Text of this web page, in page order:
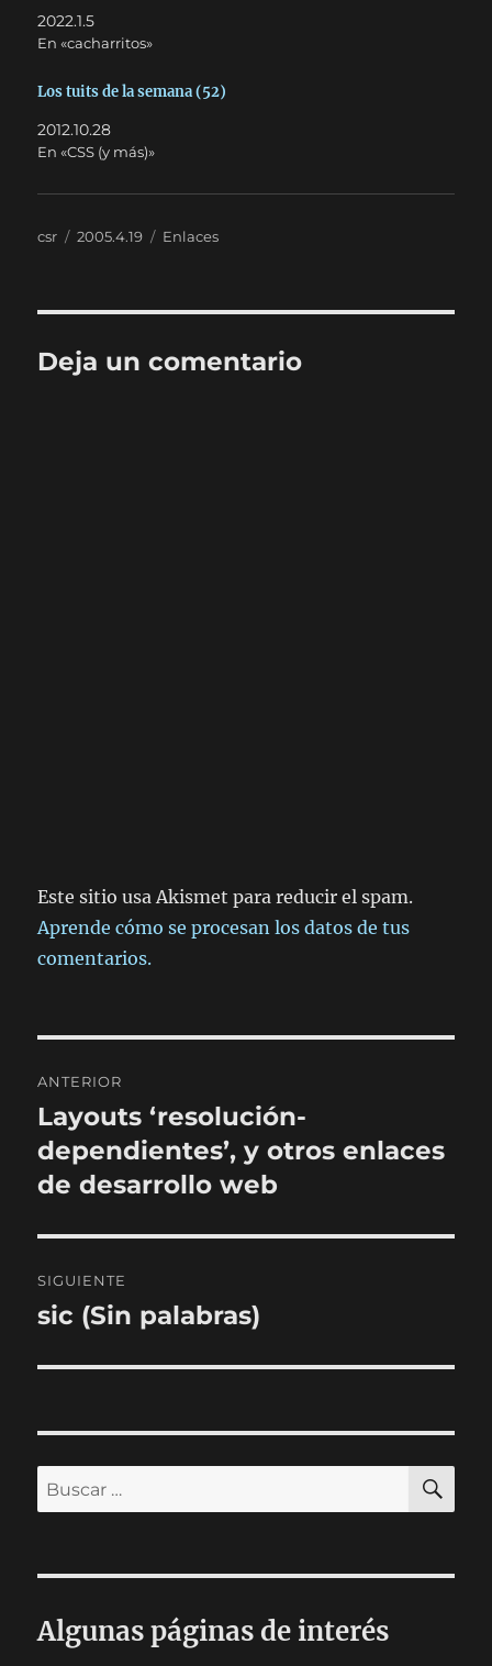
2022.1.5
En «cacharritos»
Los tuits de la semana (52)
2012.10.28
En «CSS (y más)»
Autor
csr
Publicado
2005.4.19 Categorías
Enlaces
Deja un comentario
Este sitio usa Akismet para reducir el spam.
Aprende cómo se procesan los datos de tus
comentarios.
de
entradas
ANTERIOR
Entrada
anterior:
Layouts ‘resolución-
dependientes’, y otros enlaces
de desarrollo web
SIGUIENTE
Entrada
sic (Sin palabras)
Buscar
por:
Algunas páginas de interés